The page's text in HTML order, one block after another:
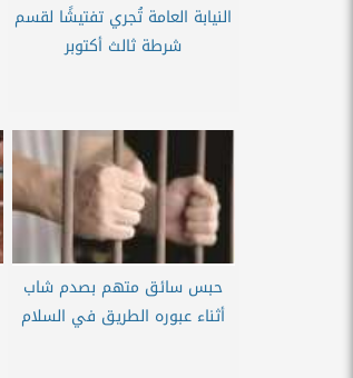
‏النيابة العامة تُجري تفتيشًا لقسم
شرطة ثالث أكتوبر
حبس سائق متهم بصدم شاب
أثناء عبوره الطريق في السلام